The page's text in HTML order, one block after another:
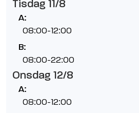
Tisdag 11/8
A:
08:00-12:00
B:
08:00-22:00
Onsdag 12/8
A:
08:00-12:00